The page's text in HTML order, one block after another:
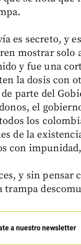
es secreto, y
mostrar solo
y fue una
la dosis con
parte del
el
los
de la
con
y sin pensar
trampa
a nuestro newsletter